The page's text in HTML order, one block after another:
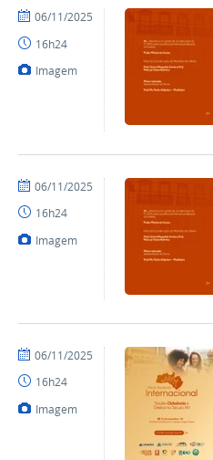
por
publicado
06/11/2025
16h24
Imagem
por
publicado
06/11/2025
16h24
Imagem
por
publicado
06/11/2025
16h24
Imagem